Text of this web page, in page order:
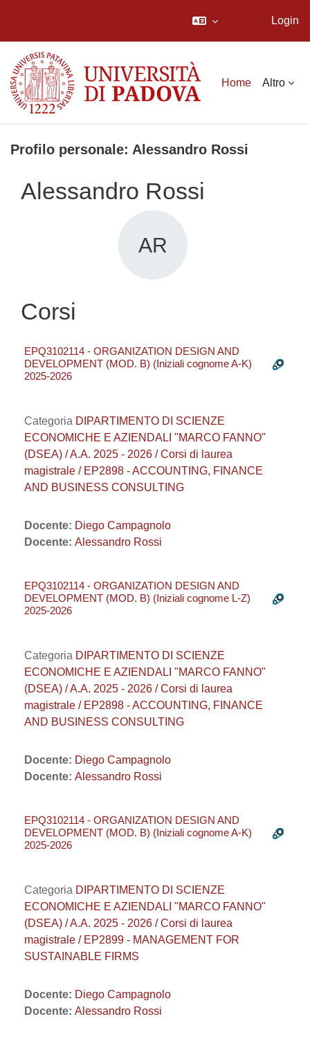
Login
Home Altro
Profilo personale: Alessandro Rossi
Alessandro Rossi
AR
Corsi
EPQ3102114 - ORGANIZATION DESIGN AND
DEVELOPMENT (MOD. B) (Iniziali cognome A-K)
2025-2026
Categoria DIPARTIMENTO DI SCIENZE
ECONOMICHE E AZIENDALI "MARCO FANNO"
(DSEA) / A.A. 2025 - 2026 / Corsi di laurea
magistrale / EP2898 - ACCOUNTING, FINANCE
AND BUSINESS CONSULTING
Docente: Diego Campagnolo
Docente: Alessandro Rossi
EPQ3102114 - ORGANIZATION DESIGN AND
DEVELOPMENT (MOD. B) (Iniziali cognome L-Z)
2025-2026
Categoria DIPARTIMENTO DI SCIENZE
ECONOMICHE E AZIENDALI "MARCO FANNO"
(DSEA) / A.A. 2025 - 2026 / Corsi di laurea
magistrale / EP2898 - ACCOUNTING, FINANCE
AND BUSINESS CONSULTING
Docente: Diego Campagnolo
Docente: Alessandro Rossi
EPQ3102114 - ORGANIZATION DESIGN AND
DEVELOPMENT (MOD. B) (Iniziali cognome A-K)
2025-2026
Categoria DIPARTIMENTO DI SCIENZE
ECONOMICHE E AZIENDALI "MARCO FANNO"
(DSEA) / A.A. 2025 - 2026 / Corsi di laurea
magistrale / EP2899 - MANAGEMENT FOR
SUSTAINABLE FIRMS
Docente: Diego Campagnolo
Docente: Alessandro Rossi